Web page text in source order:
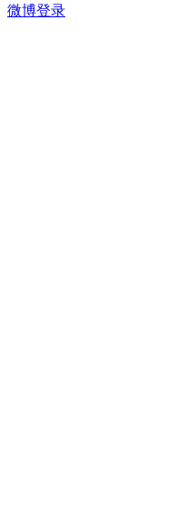
微博登录